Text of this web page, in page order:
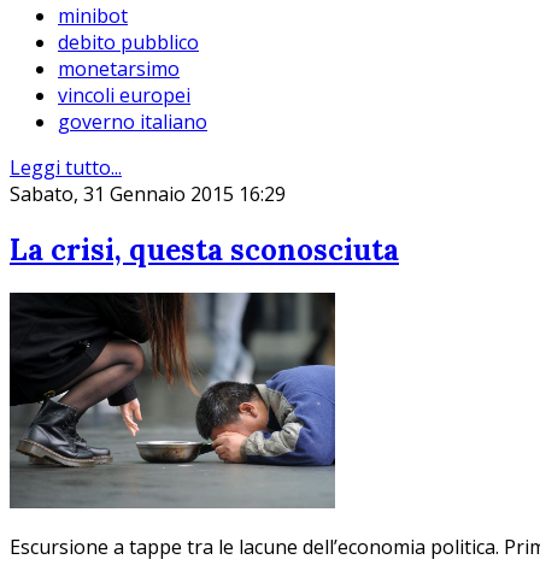
minibot
debito pubblico
monetarsimo
vincoli europei
governo italiano
Leggi tutto...
Sabato, 31 Gennaio 2015 16:29
La crisi, questa sconosciuta
Escursione a tappe tra le lacune dell’economia politica.